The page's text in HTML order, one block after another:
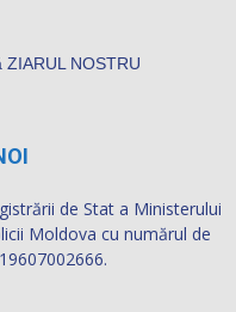
de Stat a Ministerului
Moldova cu numărul de